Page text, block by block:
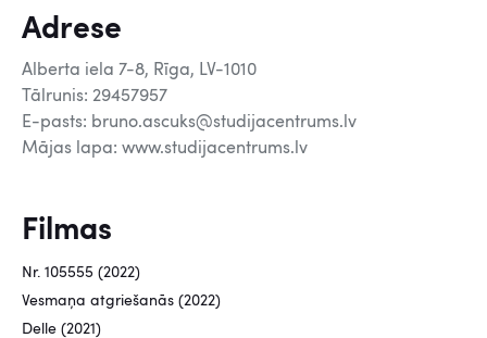
Adrese
Alberta iela 7-8, Rīga, LV-1010
Tālrunis: 29457957
E-pasts: bruno.ascuks@studijacentrums.lv
Mājas lapa: www.studijacentrums.lv
Filmas
Nr. 105555 (2022)
Vesmaņa atgriešanās (2022)
Delle (2021)